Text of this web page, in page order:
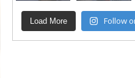
Load More Follow